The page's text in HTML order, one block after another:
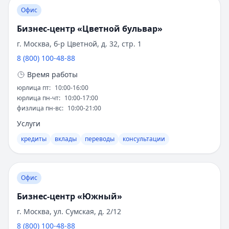
Т-Банк— Авто
Рейтинг:4.8
Альфа-Банк— Автомобиль у дилера
Рейтинг:4.6(16 отзывов)
Т-Банк— Рефинансирование
Сбербанк— Лайт
Рейтинг:4.6(15 отзывов)
Сбербанк— Лайт (господдержка)
Сбербанк— Драйв лайт
Рейтинг:4.6 (15 отзывов)
ВТБ— Наличные на авто
Рейтинг:4.8(16 отзывов)
Все автокредиты
Ипотека — лучшие предложения
Альфа-Банк— Семейная ипотека
Рейтинг:4.9
Инвестиционное направление открыло новые
возможности для состоятельных клиентов.
Управление активами стало еще одной
специализацией МКБ.
Награды и признание
Профессиональное банковское сообщество
высоко оценивает работу МКБ:
2018 год
обозрения"
России" в категории "Лучший частный банк"
2020 год
2021 год- статус "Надежный банк" от
агентства "Эксперт РА"
Офис
Бизнес-центр «Цветной бульвар»
г. Москва, б-р Цветной, д. 32, стр. 1
8 (800) 100-48-88
Время работы
юрлица пт: 10:00-16:00
юрлица пн-чт: 10:00-17:00
физлица пн-вс: 10:00-21:00
Услуги
кредиты вклады переводы консультации
Офис
Бизнес-центр «Южный»
г. Москва, ул. Сумская, д. 2/12
8 (800) 100-48-88